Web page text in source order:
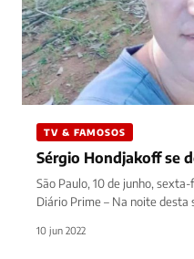
TV & FAMOSOS
Sérgio Hondjakoff se
São Paulo, 10 de junho,
Diário Prime – Na noite
10 jun 2022